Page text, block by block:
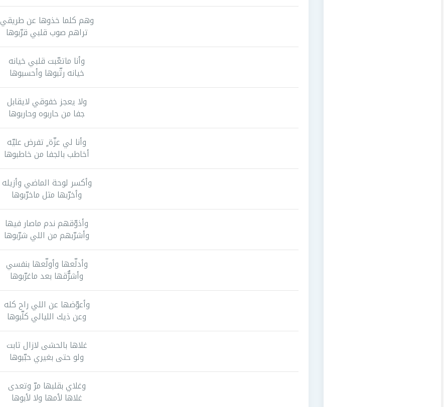
وهم كلما خذوها عن طريقي
تراهم صوب قلبي قرّبوها
وأنا ماتعّبت قلبي خيانه
خيانه رتّبوها وأحسبوها
ولا يعجز خفوقي لايقابل
جفا من حاربوه وحاربوها
وأنا لي عزّة ٍ تفرض عليّه
أخاطب بالجفا من خاطبوها
وأكسر لوحة الماضي وأزيله
وأخرّبها مثل ماخرّبوها
وأذوّقهم ندم ماصار فيها
وأشرّبهم من اللي شرّبوها
وأدلّعها وأولّعها بنفسي
وأشرٌّقها بعد ماغرّبوها
وأعوّضها عن اللي راح كله
وعن ذيك الليالي كلّبوها
غلاها بالحشى لازال ثابت
ولو حتى بغيري حبّبوها
وغلاي بقلبها مرّ وتعدى
غلاها لأمها ولا لأبوها